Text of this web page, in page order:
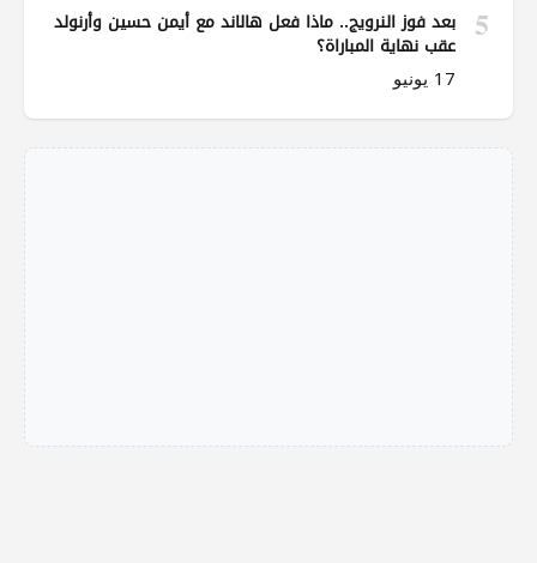
5 بعد فوز النرويج.. ماذا فعل هالاند مع أيمن حسين وأرنولد
عقب نهاية المباراة؟
17 يونيو